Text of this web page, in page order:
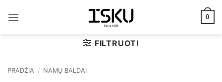
0
FILTRUOTI
PRADŽIA / NAMŲ BALDAI